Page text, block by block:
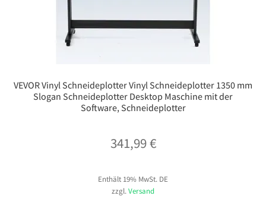
VEVOR Vinyl Schneideplotter Vinyl Schneideplotter 1350 mm
Slogan Schneideplotter Desktop Maschine mit der
Software, Schneideplotter
341,99€
Enthält 19% MwSt. DE
zzgl. Versand